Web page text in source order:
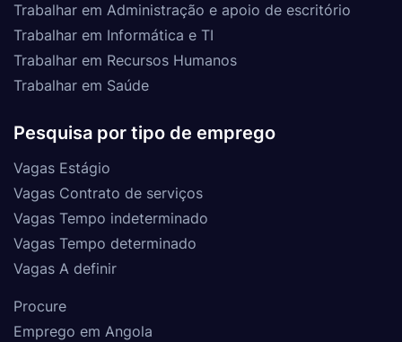
Trabalhar em Administração e apoio de escritório
Trabalhar em Informática e TI
Trabalhar em Recursos Humanos
Trabalhar em Saúde
Pesquisa por tipo de emprego
Vagas Estágio
Vagas Contrato de serviços
Vagas Tempo indeterminado
Vagas Tempo determinado
Vagas A definir
Procure
Emprego em Angola